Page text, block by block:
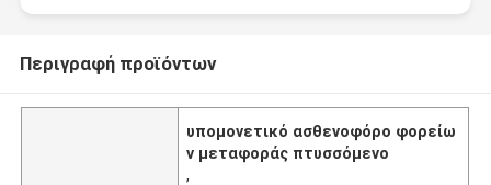
Περιγραφή προϊόντων
υπομονετικό ασθενοφόρο φορείω
ν μεταφοράς πτυσσόμενο
,